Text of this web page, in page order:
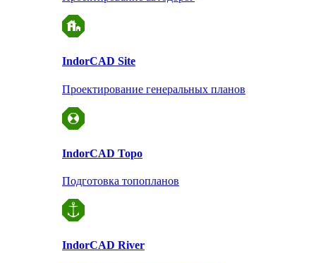
IndorCAD Site
Проектирование генеральных планов
IndorCAD Topo
Подготовка топопланов
IndorCAD River